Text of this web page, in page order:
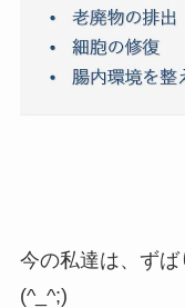
今の私達は、ず
(^_^;)